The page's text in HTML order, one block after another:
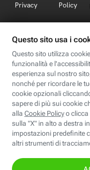
Privacy
Policy